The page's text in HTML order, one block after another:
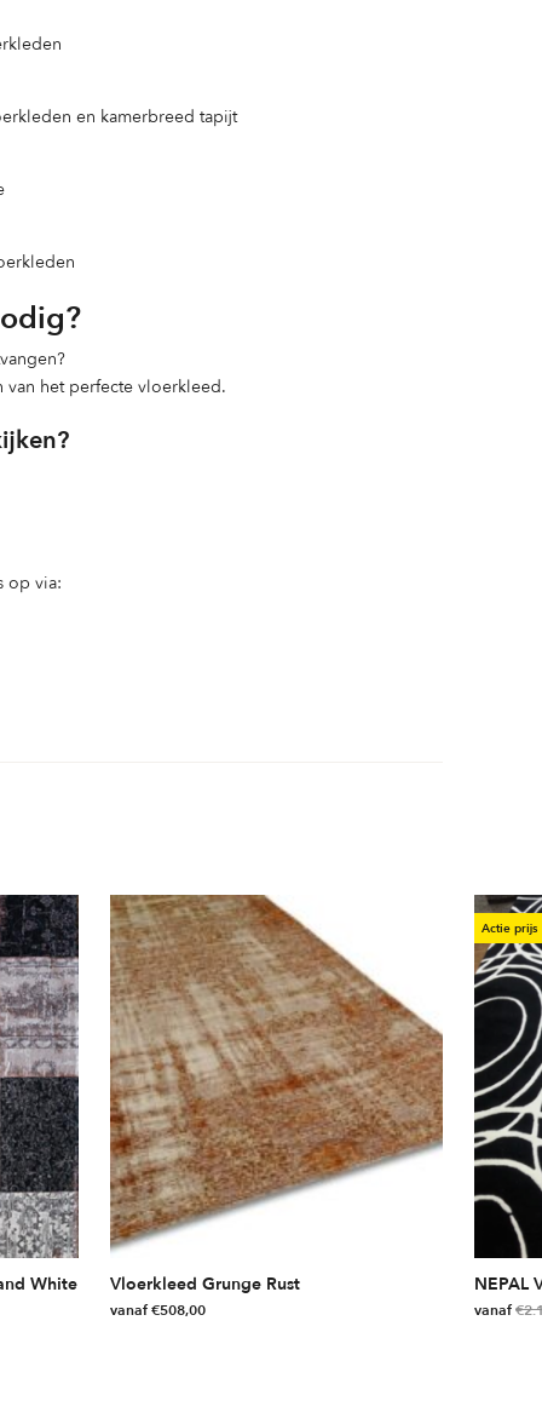
en kamerbreed tapijt
het perfecte vloerkleed.
op via:
White
Vloerkleed Grunge Rust
vanaf€508,00
Actie prijs
NEPAL
vanaf€